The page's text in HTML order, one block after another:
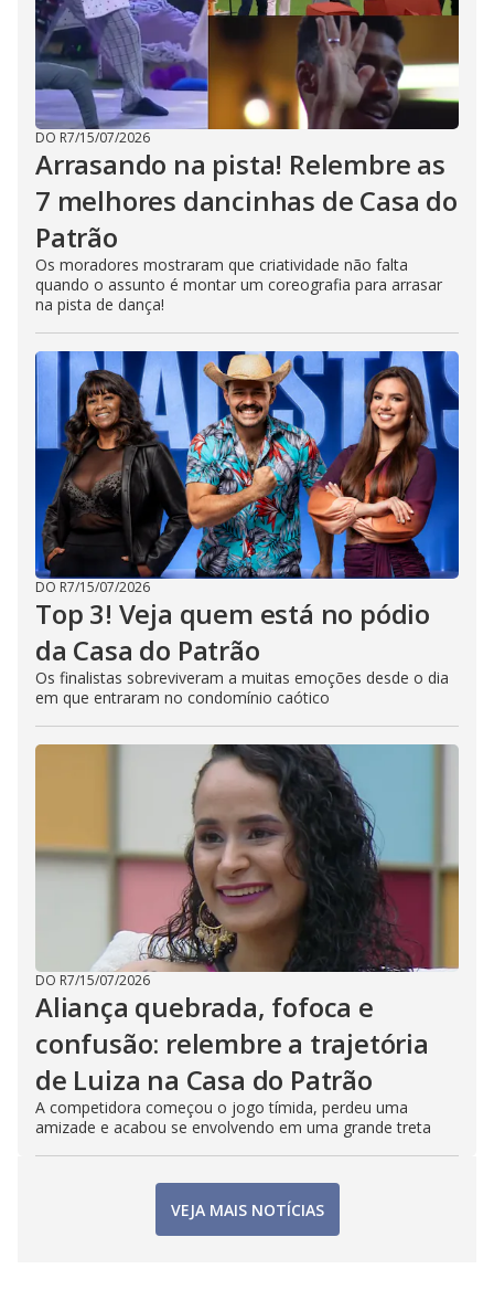
DO R7/15/07/2026
Arrasando na pista! Relembre as
7 melhores dancinhas de Casa do
Patrão
Os moradores mostraram que criatividade não falta
quando o assunto é montar um coreografia para arrasar
na pista de dança!
DO R7/15/07/2026
Top 3! Veja quem está no pódio
da Casa do Patrão
Os finalistas sobreviveram a muitas emoções desde o dia
em que entraram no condomínio caótico
DO R7/15/07/2026
Aliança quebrada, fofoca e
confusão: relembre a trajetória
de Luiza na Casa do Patrão
A competidora começou o jogo tímida, perdeu uma
amizade e acabou se envolvendo em uma grande treta
VEJA MAIS NOTÍCIAS